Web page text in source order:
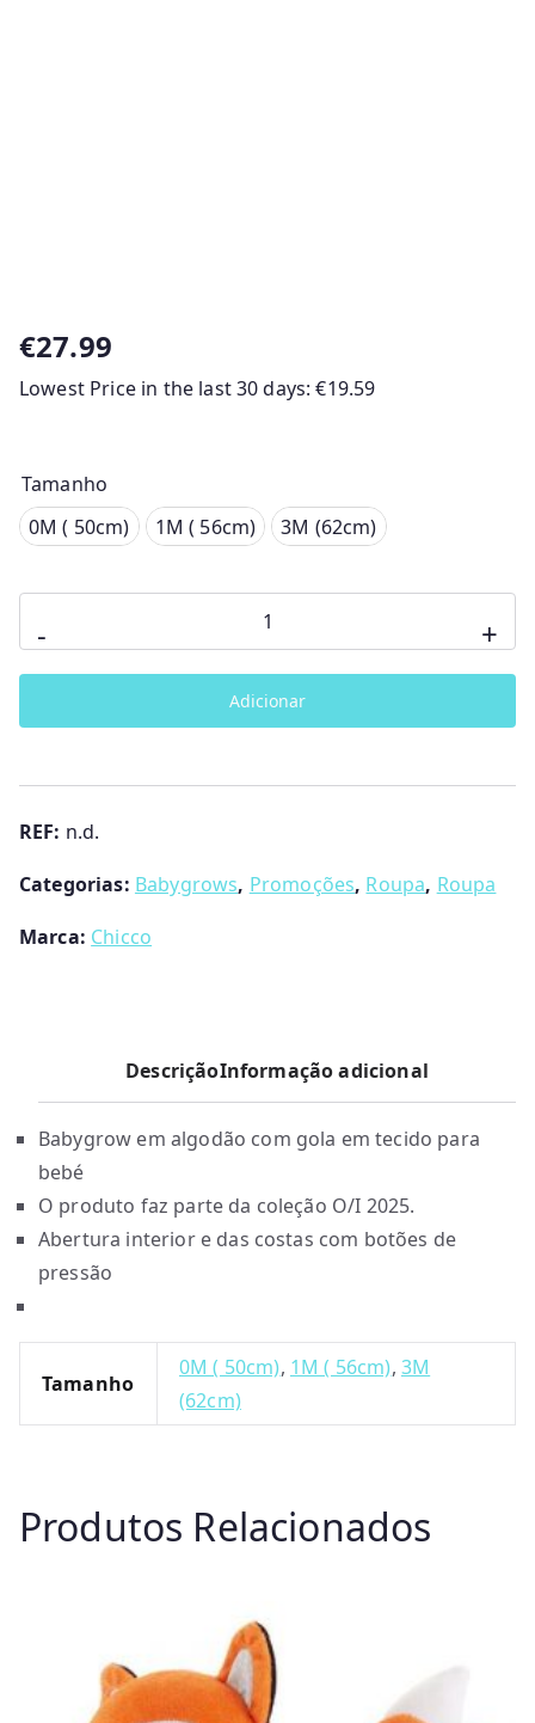
€27.99
Lowest Price in the last 30 days:€19.59
Tamanho
( 50cm)
0M ( 50cm) 1M ( 56cm) 3M (62cm)
-
de
Babygrow
perna
Chicco
+
Adicionar
REF: n.d.
Categorias: Babygrows, Promoções, Roupa, Roupa
Marca: Chicco
DescriçãoInformação adicional
Babygrow em algodão com gola em tecido para
bebé
O produto faz parte da coleção O/I 2025.
Abertura interior e das costas com botões de
pressão
Tamanho
0M ( 50cm), 1M ( 56cm), 3M
(62cm)
Produtos Relacionados